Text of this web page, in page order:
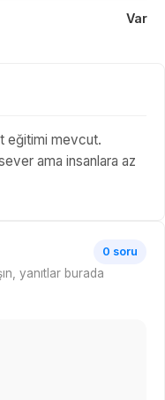
Var
eğitimi mevcut.
ama insanlara az
0 soru
yanıtlar burada